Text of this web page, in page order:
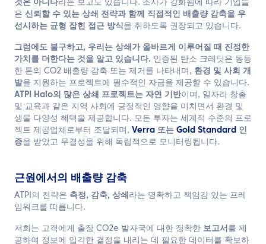
것은 아니다라는 보고도 있습니다. 조사가 강화됨에 따라 기업들
은 신뢰할 수 있는 상쇄 전략과 함께 직접적인 배출량 감축을 우
선시하는 균형 잡힌 접근 방식 을 취하도록 권장되고 있습니다.
그럼에도 불구하고, 우리는 상쇄가 올바르게 이루어질 때 진정한
가치를 더한다는 것을 알고 있습니다. 인증된 탄소 크레딧은 동등
한 톤의 CO2 배출량 감축 또는 제거를 나타내며, 환경 및 사회 개
발을 지원하는 프로젝트에 필수적인 자금을 제공할 수 있습니다.
ATPI Halo의 많은 상쇄 프로젝트는 자연 기반이며, 일자리 창출
및 교육과 같은 지역 사회에 긍정적인 영향을 미치면서 환경 및
생물 다양성 혜택을 제공합니다. 모든 투자는 세계적 수준의 프로
젝트 제공업체로부터 조달되며, Verra 또는 Gold Standard 인
증을 받았고 무결성을 위해 독립적으로 모니터링됩니다.
근원에서의 배출량 감축
ATPI의 전략은 측정, 감축, 상쇄 라는 명확하고 책임감 있는 프레
임워크를 따릅니다.
저희는 고객에게 출장 CO2e 발자국에 대한 정확한 보고서 를 제
공하여 정보에 입각한 결정을 내리는 데 필요한 데이터를 확보하